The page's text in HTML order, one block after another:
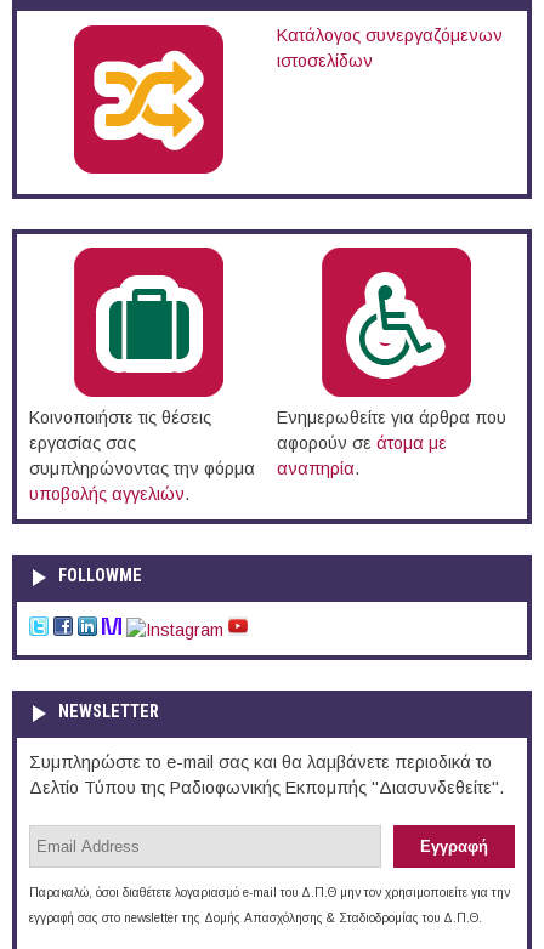
Κατάλογος συνεργαζόμενων
ιστοσελίδων
Κοινοποιήστε τις θέσεις
εργασίας σας
συμπληρώνοντας την φόρμα
υποβολής αγγελιών.
Ενημερωθείτε για άρθρα που
αφορούν σε άτομα με
αναπηρία.
FOLLOWME
NEWSLETTER
Συμπληρώστε το e-mail σας και θα λαμβάνετε περιοδικά το
Δελτίο Τύπου της Ραδιοφωνικής Εκπομπής "Διασυνδεθείτε".
Παρακαλώ, όσοι διαθέτετε λογαριασμό e-mail του Δ.Π.Θ μην τον χρησιμοποιείτε για την
εγγραφή σας στο newsletter της Δομής Απασχόλησης & Σταδιοδρομίας του Δ.Π.Θ.